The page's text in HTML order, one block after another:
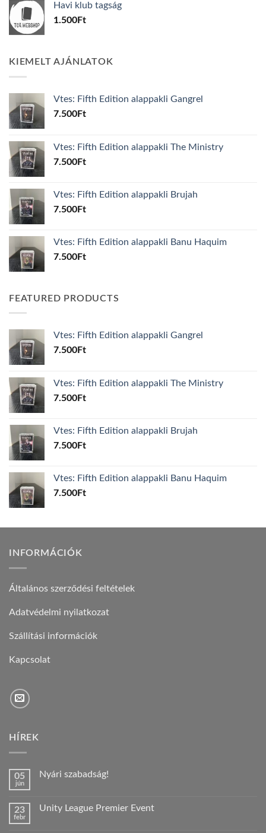
600Ft.100Ft.
Havi klub tagság
1.500Ft
KIEMELT AJÁNLATOK
Vtes: Fifth Edition alappakli Gangrel
7.500Ft
Vtes: Fifth Edition alappakli The Ministry
7.500Ft
Vtes: Fifth Edition alappakli Brujah
7.500Ft
Vtes: Fifth Edition alappakli Banu Haquim
7.500Ft
FEATURED PRODUCTS
Vtes: Fifth Edition alappakli Gangrel
7.500Ft
Vtes: Fifth Edition alappakli The Ministry
7.500Ft
Vtes: Fifth Edition alappakli Brujah
7.500Ft
Vtes: Fifth Edition alappakli Banu Haquim
7.500Ft
INFORMÁCIÓK
Általános szerződési feltételek
Adatvédelmi nyilatkozat
Szállítási információk
Kapcsolat
HÍREK
05
jún
Nyári szabadság!
Nyári
23
febr
Unity League Premier Event